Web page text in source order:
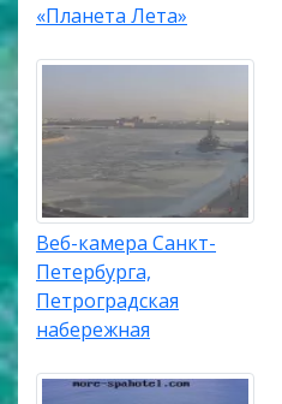
«Планета Лета»
Веб-камера Санкт-
Петербурга,
Петроградская
набережная